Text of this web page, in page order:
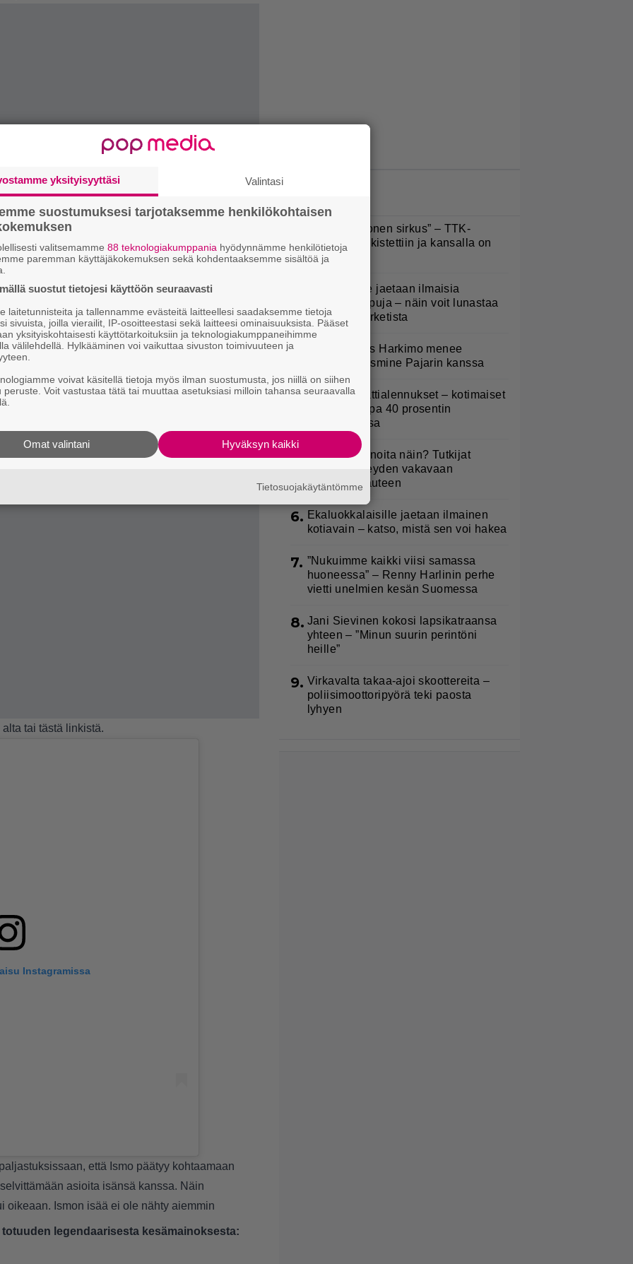
viitaten menehtyneeseen koomikkoonJope
tai tästä linkistä.
Instagramissa
, että Ismo päätyy kohtaamaan
asioita isänsä kanssa. Näin
oikeaan. Ismon isää ei ole nähty aiemmin
legendaarisesta kesämainoksesta:
”Että semmonen sirkus” – TTK-
kilpailijat julkistettiin ja kansalla on
sanottavaa
Koululaisille jaetaan ilmaisia
heijastinreppuja – näin voit lunastaa
omasi S-marketista
3.
Uuno: Hjallis Harkimo menee
naimisiin Jasmine Pajarin kanssa
4. Lidl aloitti jättialennukset – kotimaiset
kasvikset jopa 40 prosentin
alennuksessa
5.
Syötkö perunoita näin? Tutkijat
löysivät yhteyden vakavaan
kansansairauteen
6. Ekaluokkalaisille jaetaan ilmainen
kotiavain – katso, mistä sen voi hakea
7. ”Nukuimme kaikki viisi samassa
huoneessa” – Renny Harlinin perhe
vietti unelmien kesän Suomessa
8. Jani Sievinen kokosi lapsikatraansa
yhteen – ”Minun suurin perintöni
heille”
9. Virkavalta takaa-ajoi skoottereita –
poliisimoottoripyörä teki paosta
lyhyen
yksityisyyttäsi Valintasi
suostumuksesi tarjotaksemme henkilökohtaisen
valitsemamme 88 teknologiakumppania hyödynnämme henkilötietoja
paremman käyttäjäkokemuksen sekä kohdentaaksemme sisältöä ja
suostut tietojesi käyttöön seuraavasti
laitetunnisteita ja tallennamme evästeitä laitteellesi saadaksemme tietoja
sivuista, joilla vierailit, IP-osoitteestasi sekä laitteesi ominaisuuksista. Pääset
yksityiskohtaisesti käyttötarkoituksiin ja teknologiakumppaneihimme
välilehdellä. Hylkääminen voi vaikuttaa sivuston toimivuuteen ja
voivat käsitellä tietoja myös ilman suostumusta, jos niillä on siihen
peruste. Voit vastustaa tätä tai muuttaa asetuksiasi milloin tahansa seuraavalla
Hyväksyn kaikki
Omat valintani
Tietosuojakäytäntömme